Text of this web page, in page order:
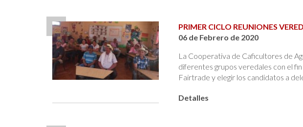
PRIMER CICLO REUNIONES
06 de Febrero de 2020
La Cooperativa de Caficultores de
diferentes grupos veredales con el
Fairtrade y elegir los candidatos a
Detalles